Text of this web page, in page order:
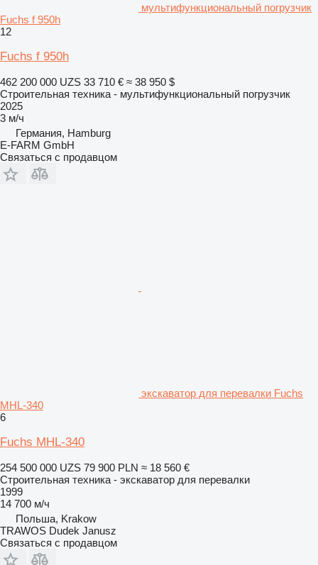
мультифункциональный погрузчик
Fuchs f 950h
12
Fuchs f 950h
462 200 000 UZS 33 710 € ≈ 38 950 $
Строительная техника - мультифункциональный погрузчик
2025
3 м/ч
Германия, Hamburg
E-FARM GmbH
Связаться с продавцом
экскаватор для перевалки Fuchs
MHL-340
6
Fuchs MHL-340
254 500 000 UZS 79 900 PLN ≈ 18 560 €
Строительная техника - экскаватор для перевалки
1999
14 700 м/ч
Польша, Krakow
TRAWOS Dudek Janusz
Связаться с продавцом